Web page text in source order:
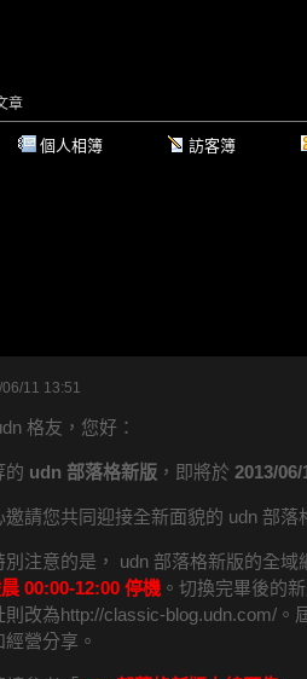
個人相簿 訪客簿
章
11 13:51
格友，您好：
的 udn 部落格新版 ，即將於 2013/
邀請您共同迎接全新面貌的 udn 部落
別注意的是， udn 部落格新版的全域
00:00-12:00 停機 。切換完畢後的
則改為http://classic-blog.udn.com/。
營分享。